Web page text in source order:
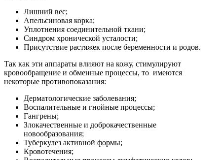
Лишний вес;
Апельсиновая корка;
Уплотнения соединительной ткани;
Синдром хронической усталости;
Присутствие растяжек после беременности и родов.
Так как эти аппараты влияют на кожу, стимулируют
кровообращение и обменные процессы, то имеются
некоторые противопоказания:
Дерматологические заболевания;
Воспалительные и гнойные процессы;
Гангрены;
Злокачественные и доброкачественные
новообразования;
Туберкулез активной формы;
Кровотечения;